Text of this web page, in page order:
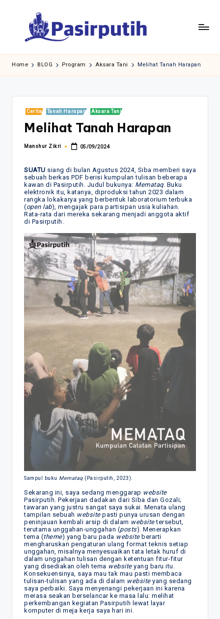
Home BLOG Program Aksara Tani Melihat Tanah Harapan
Posted
in
Aksara Tani
Cerita Tanah Harapan
Melihat Tanah Harapan
Posted
Manshur Zikri 05/09/2024
SUATU siang di bulan Agustus 2024, Siba memberi saya
sebuah berkas PDF berisi kumpulan tulisan beberapa
kawan di Pasirputih. Judul bukunya: Memataq. Buku
elektronik itu, katanya, diproduksi tahun 2023 dalam
rangka lokakarya yang berbentuk laboratorium terbuka
(open lab), mengajak para partisipan usia kuliahan.
Rata-rata dari mereka sekarang menjadi anggota aktif
di Pasirputih.
Sampul buku Memataq(Pasirputih, 2023).
Sekarang ini, saya sedang menggarap website
Pasirputih. Pekerjaan dadakan dari Siba dan Gozali;
tawaran yang justru sangat saya sukai. Menata ulang
tampilan sebuah websitepasti punya urusan dengan
peninjauan kembali arsip di dalam websitetersebut,
terutama unggahan-unggahan (posts). Menerapkan
tema (theme) yang baru pada websiteberarti
mengharuskan pengaturan ulang format teknis setiap
unggahan, misalnya menyesuaikan tata letak huruf di
dalam unggahan tulisan dengan ketentuan fitur-fitur
yang disediakan oleh tema websiteyang baru itu.
Konsekuensinya, saya mau tak mau pasti membaca
tulisan-tulisan yang ada di dalam websiteyang sedang
saya perbaiki. Saya menyenangi pekerjaan ini karena
merasa seakan berselancar ke masa lalu: melihat
perkembangan kegiatan Pasirputih lewat layar
komputer di meja kerja saya hari ini.